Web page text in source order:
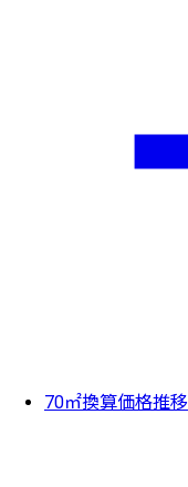
70㎡換算価格推移